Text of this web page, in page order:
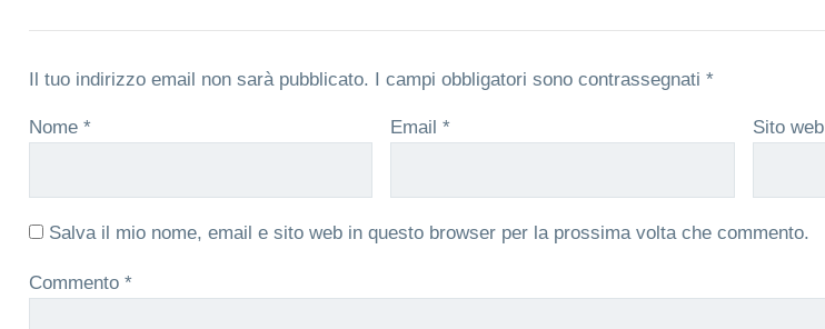
Il tuo indirizzo email non sarà pubblicato. I campi obbligatori sono contrassegnati *
Nome * Email* Sito web
Salva il mio nome, email e sito web in questo browser per la prossima volta che commento.
Commento *